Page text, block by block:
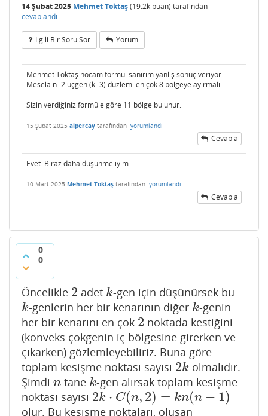
14 Şubat 2025 Mehmet Toktaş(19.2k puan) tarafından
cevaplandı
Ilgili Bir Soru Sor Yorum
Mehmet Toktaş hocam formül sanırım yanlış sonuç veriyor.
Mesela n=2 üçgen (k=3) düzlemi en çok 8 bölgeye ayırmalı.
Sizin verdiğiniz formüle göre 11 bölge bulunur.
15 Şubat 2025 alpercay tarafından yorumlandı
Cevapla
Evet. Biraz daha düşünmeliyim.
10 Mart 2025 Mehmet Toktaş tarafından yorumlandı
Cevapla
0
0
Öncelikle 2
2 adet k
k-gen için düşünürsek bu
k
k-genlerin her bir kenarının diğer k
k-genin
her bir kenarını en çok 2
2 noktada kestiğini
(konveks çokgenin iç bölgesine girerken ve
çıkarken) gözlemleyebiliriz. Buna göre
toplam kesişme noktası sayısı 2k
2k olmalıdır.
Şimdi n
ntane k
k-gen alırsak toplam kesişme
noktası sayısı 2k ⋅ C(n, 2) = kn(n − 1)
2k⋅ C (n,2)=kn( n−1 )
olur. Bu kesişme noktaları, oluşan